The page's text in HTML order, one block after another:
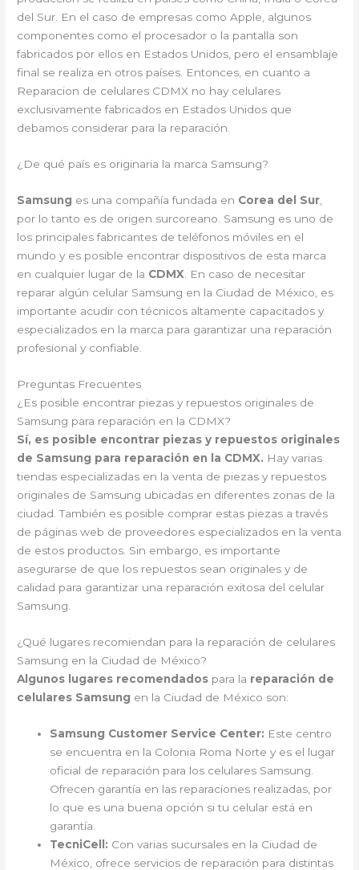
del Sur. En el caso de empresas como Apple, algunos
componentes como el procesador o la pantalla son
fabricados por ellos en Estados Unidos, pero el ensamblaje
final se realiza en otros países. Entonces, en cuanto a
Reparacion de celulares CDMX no hay celulares
exclusivamente fabricados en Estados Unidos que
debamos considerar para la reparación.
¿De qué país es originaria la marca Samsung?
Samsung es una compañía fundada en Corea del Sur,
por lo tanto es de origen surcoreano. Samsung es uno de
los principales fabricantes de teléfonos móviles en el
mundo y es posible encontrar dispositivos de esta marca
en cualquier lugar de la CDMX. En caso de necesitar
reparar algún celular Samsung en la Ciudad de México, es
importante acudir con técnicos altamente capacitados y
especializados en la marca para garantizar una reparación
profesional y confiable.
Preguntas Frecuentes
¿Es posible encontrar piezas y repuestos originales de
Samsung para reparación en la CDMX?
Sí, es posible encontrar piezas y repuestos originales
de Samsung para reparación en la CDMX. Hay varias
tiendas especializadas en la venta de piezas y repuestos
originales de Samsung ubicadas en diferentes zonas de la
ciudad. También es posible comprar estas piezas a través
de páginas web de proveedores especializados en la venta
de estos productos. Sin embargo, es importante
asegurarse de que los repuestos sean originales y de
calidad para garantizar una reparación exitosa del celular
Samsung.
¿Qué lugares recomiendan para la reparación de celulares
Samsung en la Ciudad de México?
Algunos lugares recomendados para la reparación de
celulares Samsung en la Ciudad de México son:
Samsung Customer Service Center: Este centro
se encuentra en la Colonia Roma Norte y es el lugar
oficial de reparación para los celulares Samsung.
Ofrecen garantía en las reparaciones realizadas, por
lo que es una buena opción si tu celular está en
garantía.
TecniCell: Con varias sucursales en la Ciudad de
México, ofrece servicios de reparación para distintas